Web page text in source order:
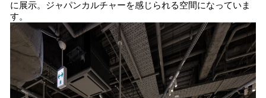
に展示。ジャパンカルチャーを感じられる空間になっていま
す。